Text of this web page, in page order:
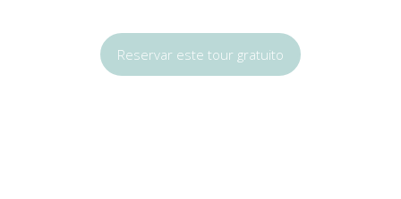
Reservar este tour gratuito